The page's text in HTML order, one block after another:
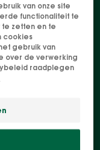
milieuvriendelijke
koraalriffen
in het water
douche
van onze site
functionaliteit te
te zetten en te
cookies
gebruik van
over de verwerking
raadplegen